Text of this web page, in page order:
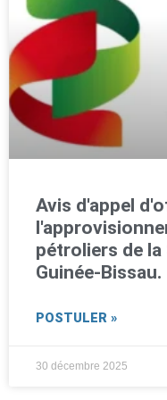
Avis d'appel
pétroliers de
Guinée-Bissau.
POSTULER »
30 décembre 2025